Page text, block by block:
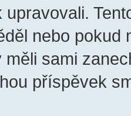
nebo pokud
sami
příspěvek